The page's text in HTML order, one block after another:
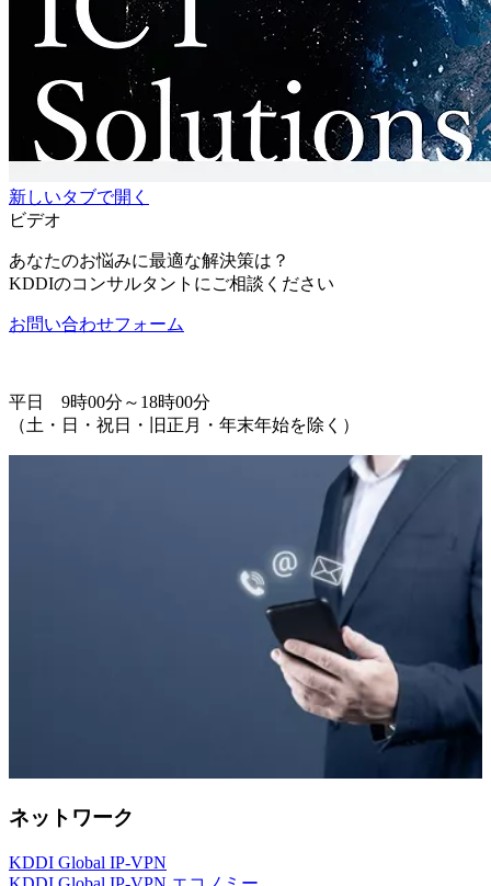
新しいタブで開く
ビデオ
あなたのお悩みに最適な解決策は？
KDDIのコンサルタントにご相談ください
お問い合わせフォーム
平日 9時00分～18時00分
（土・日・祝日・旧正月・年末年始を除く）
ネットワーク
KDDI Global IP-VPN